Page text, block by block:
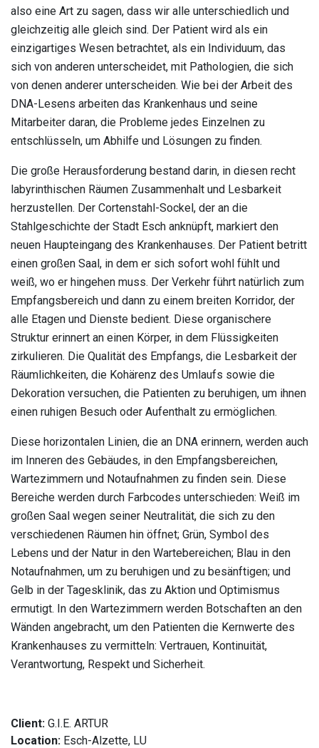
also eine Art zu sagen, dass wir alle unterschiedlich und
gleichzeitig alle gleich sind. Der Patient wird als ein
einzigartiges Wesen betrachtet, als ein Individuum, das
sich von anderen unterscheidet, mit Pathologien, die sich
von denen anderer unterscheiden. Wie bei der Arbeit des
DNA-Lesens arbeiten das Krankenhaus und seine
Mitarbeiter daran, die Probleme jedes Einzelnen zu
entschlüsseln, um Abhilfe und Lösungen zu finden.
Die große Herausforderung bestand darin, in diesen recht
labyrinthischen Räumen Zusammenhalt und Lesbarkeit
herzustellen. Der Cortenstahl-Sockel, der an die
Stahlgeschichte der Stadt Esch anknüpft, markiert den
neuen Haupteingang des Krankenhauses. Der Patient betritt
einen großen Saal, in dem er sich sofort wohl fühlt und
weiß, wo er hingehen muss. Der Verkehr führt natürlich zum
Empfangsbereich und dann zu einem breiten Korridor, der
alle Etagen und Dienste bedient. Diese organischere
Struktur erinnert an einen Körper, in dem Flüssigkeiten
zirkulieren. Die Qualität des Empfangs, die Lesbarkeit der
Räumlichkeiten, die Kohärenz des Umlaufs sowie die
Dekoration versuchen, die Patienten zu beruhigen, um ihnen
einen ruhigen Besuch oder Aufenthalt zu ermöglichen.
Diese horizontalen Linien, die an DNA erinnern, werden auch
im Inneren des Gebäudes, in den Empfangsbereichen,
Wartezimmern und Notaufnahmen zu finden sein. Diese
Bereiche werden durch Farbcodes unterschieden: Weiß im
großen Saal wegen seiner Neutralität, die sich zu den
verschiedenen Räumen hin öffnet; Grün, Symbol des
Lebens und der Natur in den Wartebereichen; Blau in den
Notaufnahmen, um zu beruhigen und zu besänftigen; und
Gelb in der Tagesklinik, das zu Aktion und Optimismus
ermutigt. In den Wartezimmern werden Botschaften an den
Wänden angebracht, um den Patienten die Kernwerte des
Krankenhauses zu vermitteln: Vertrauen, Kontinuität,
Verantwortung, Respekt und Sicherheit.
Client: G.I.E. ARTUR
Location: Esch-Alzette, LU